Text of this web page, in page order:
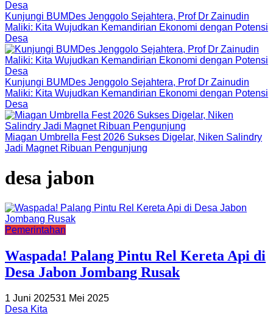
Kunjungi BUMDes Jenggolo Sejahtera, Prof Dr Zainudin
Maliki: Kita Wujudkan Kemandirian Ekonomi dengan Potensi
Desa
Kunjungi BUMDes Jenggolo Sejahtera, Prof Dr Zainudin
Maliki: Kita Wujudkan Kemandirian Ekonomi dengan Potensi
Desa
Miagan Umbrella Fest 2026 Sukses Digelar, Niken Salindry
Jadi Magnet Ribuan Pengunjung
desa jabon
Pemerintahan
Waspada! Palang Pintu Rel Kereta Api di
Desa Jabon Jombang Rusak
1 Juni 202531 Mei 2025
Desa Kita